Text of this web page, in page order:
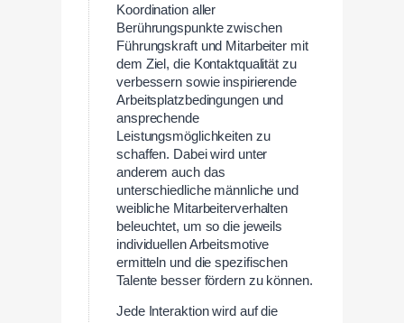
Koordination aller
Berührungspunkte zwischen
Führungskraft und Mitarbeiter mit
dem Ziel, die Kontaktqualität zu
verbessern sowie inspirierende
Arbeitsplatzbedingungen und
ansprechende
Leistungsmöglichkeiten zu
schaffen. Dabei wird unter
anderem auch das
unterschiedliche männliche und
weibliche Mitarbeiterverhalten
beleuchtet, um so die jeweils
individuellen Arbeitsmotive
ermitteln und die spezifischen
Talente besser fördern zu können.
Jede Interaktion wird auf die